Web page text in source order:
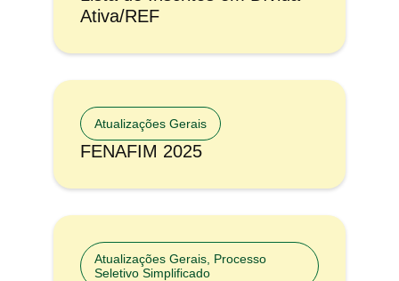
Ativa/REF
Atualizações Gerais
FENAFIM 2025
Atualizações Gerais Processo
Seletivo Simplificado